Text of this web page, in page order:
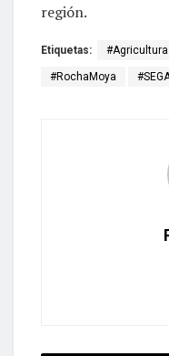
región.
Etiquetas: #Agricultura
#RochaMoya